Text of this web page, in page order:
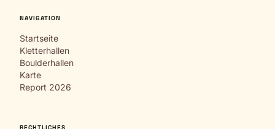
NAVIGATION
Startseite
Kletterhallen
Boulderhallen
Karte
Report 2026